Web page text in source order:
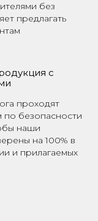
без
предлагать
с
проходят
по безопасности
наши
на 100% в
и прилагаемых